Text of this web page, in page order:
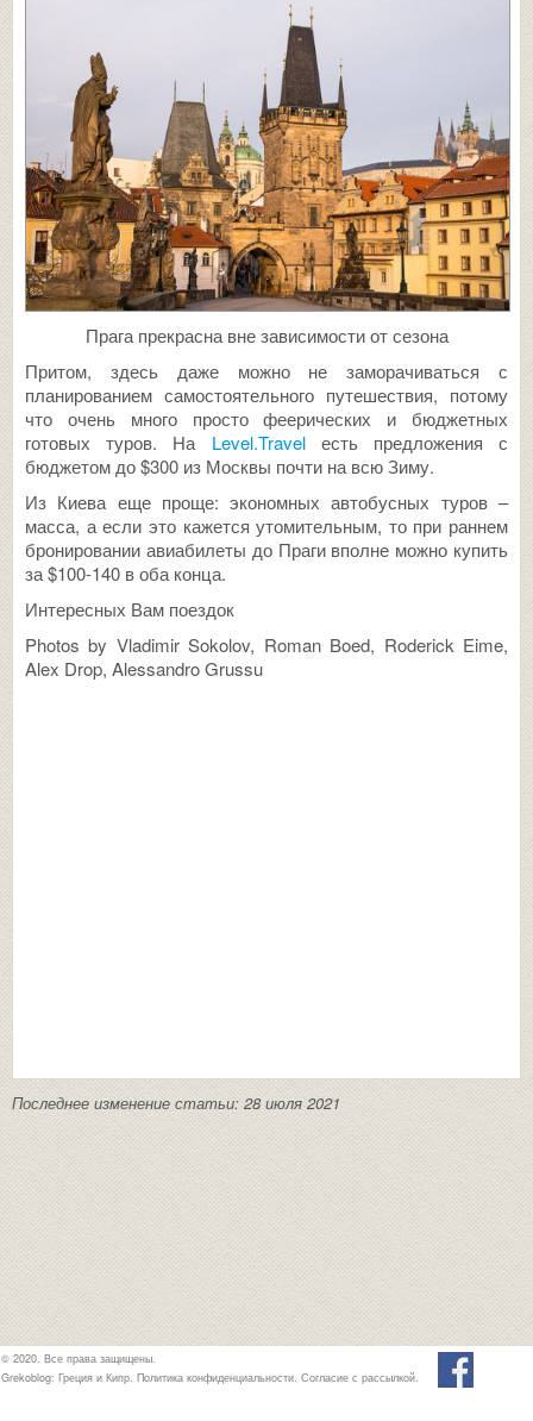
Прага прекрасна вне зависимости от сезона
Притом, здесь даже можно не заморачиваться с
планированием самостоятельного путешествия, потому
что очень много просто феерических и бюджетных
готовых туров. На Level.Travelесть предложения с
бюджетом до $300 из Москвы почти на всю Зиму.
Из Киева еще проще: экономных автобусных туров –
масса, а если это кажется утомительным, то при раннем
бронировании авиабилеты до Праги вполне можно купить
за $100-140 в оба конца.
Интересных Вам поездок
Photos by Vladimir Sokolov, Roman Boed, Roderick Eime,
Alex Drop, Alessandro Grussu
Последнее изменение статьи: 28 июля 2021
© 2020. Все права защищены.
Grekoblog: Греция и Кипр. Политика конфиденциальности Согласие с рассылкой